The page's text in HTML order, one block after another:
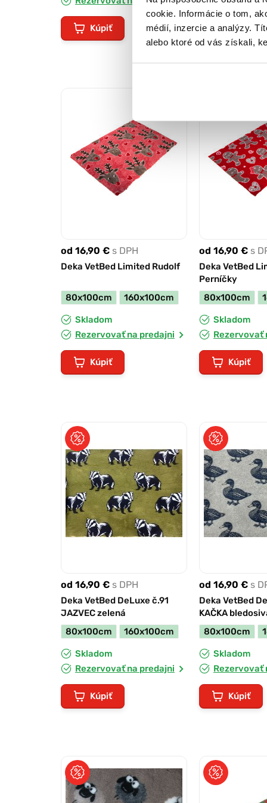
cookie. Informácie o tom,
médií, inzercie a analýzy.
alebo ktoré od vás získali,
Kúpiť Kúpiť
od 16,90 € s DPH
Deka VetBed Limited Rudolf
80x100cm 160x100cm
Skladom
Rezervovať na predajni
Kúpiť
od 16,90 € s
Deka VetBed
Perníčky
80x100cm
Skladom
Rezervovať
Kúpiť
od 16,90 € s DPH
Deka VetBed DeLuxe č.91
JAZVEC zelená
80x100cm
160x100cm
Skladom
Rezervovať na predajni
Kúpiť
od 16,90 € s
Deka VetBed
KAČKA
80x100cm
Skladom
Rezervovať
Kúpiť